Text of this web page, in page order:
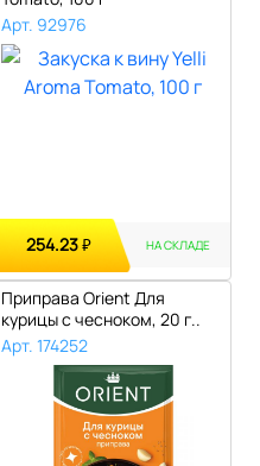
Арт. 92976
254.23₽ НА СКЛАДЕ
Приправа Orient Для
курицы с чесноком, 20 г..
Арт. 174252